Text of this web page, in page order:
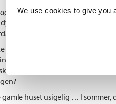
We use cookies to give you
tar deg med inn i hagen på
sådde, gravde og skapte sin
hagen, dette levende
tømmerveggene på Bjerkebæk
Lavransdatter. Det må ha vært
til å folde seg ut i sin fulle
gamle huset usigelig … I sommer,